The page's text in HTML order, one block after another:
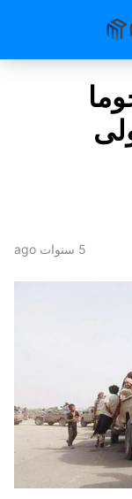
5 سنوات ago